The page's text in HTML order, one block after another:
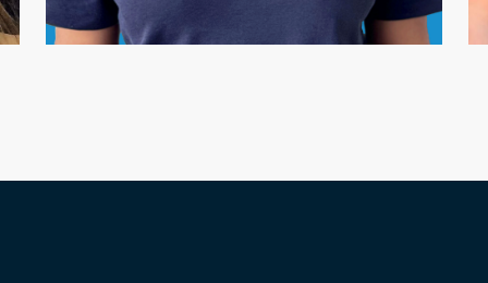
Ver currículo >